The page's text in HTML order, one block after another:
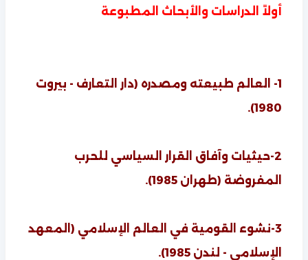
أولاً الدراسات والأبحاث المطبوعة
1- العالم طبيعته ومصدره (دار التعارف - بيروت
1980).
2-حيثيات وآفاق القرار السياسي للحرب
المفروضة (طهران 1985).
3-نشوء القومية في العالم الإسلامي (المعهد
الإسلامي - لندن 1985).